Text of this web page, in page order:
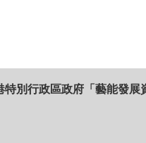
別行政區政府「藝能發展